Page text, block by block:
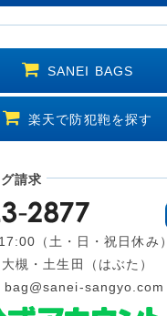
SANEI BAGS
楽天で防犯鞄を探す
請求
（土・日・祝日休み）
槻・土生田（はぶた）
bag@sanei-sangyo.com